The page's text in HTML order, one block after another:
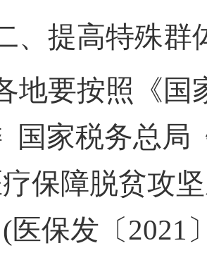
、提高特殊群
地要按照 《
国家税务总局
保障脱贫攻
医保发 〔 2021